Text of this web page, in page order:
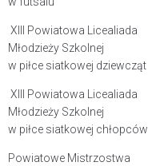
XIII Powiatowa Licealiada
Młodzieży Szkolnej
w piłce siatkowej dziewcząt
XIII Powiatowa Licealiada
Młodzieży Szkolnej
w piłce siatkowej chłopców
Powiatowe Mistrzostwa